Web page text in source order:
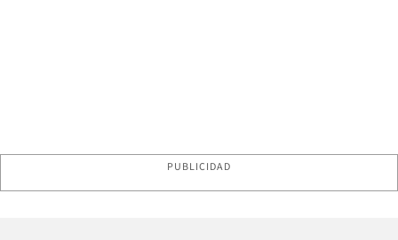
PUBLICIDAD